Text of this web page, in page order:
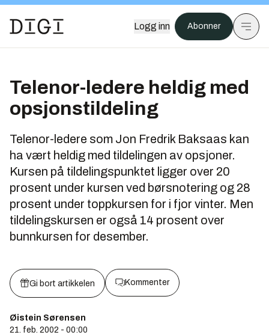
Logg inn Abonner
Telenor-ledere heldig med
opsjonstildeling
Telenor-ledere som Jon Fredrik Baksaas kan
ha vært heldig med tildelingen av opsjoner.
Kursen på tildelingspunktet ligger over 20
prosent under kursen ved børsnotering og 28
prosent under toppkursen for i fjor vinter. Men
tildelingskursen er også 14 prosent over
bunnkursen for desember.
Gi bort artikkelen Kommenter
Øistein Sørensen
21. feb. 2002 - 00:00